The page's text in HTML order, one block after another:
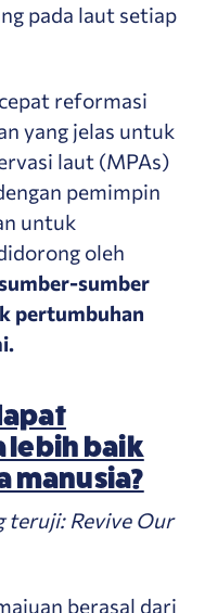
pada laut setiap
reformasi
yang jelas untuk
laut (MPAs)
pemimpin
untuk
oleh
sumber
pertumbuhan
lebih baik
manusia?
teruji: Revive Our
berasal dari